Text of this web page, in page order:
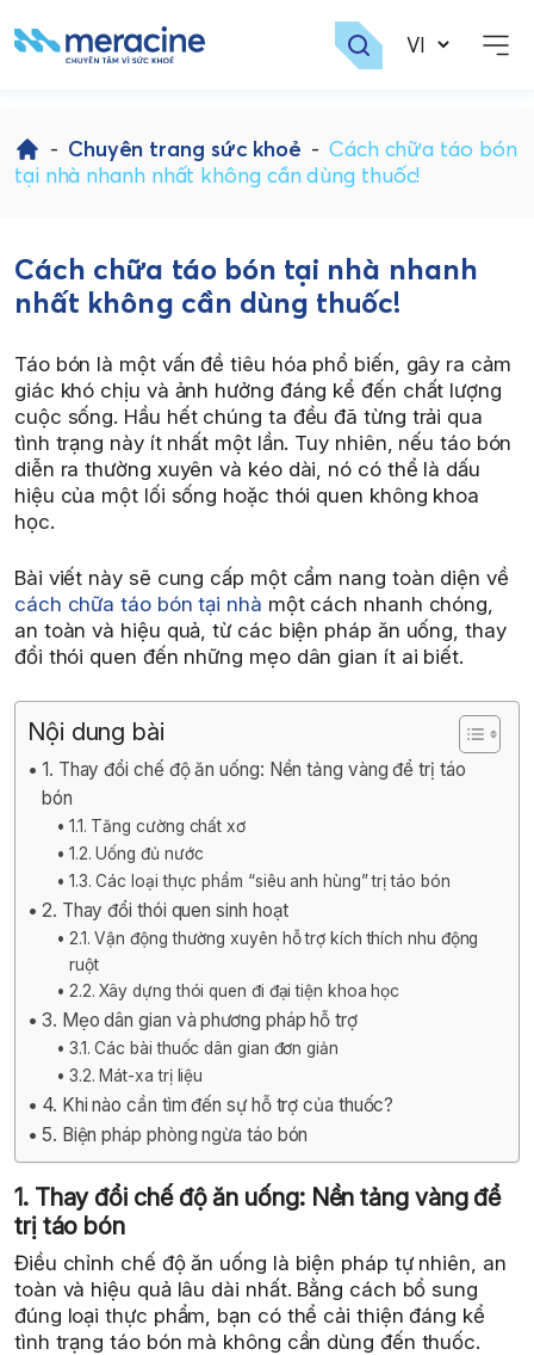
to
content
- Chuyên trang sức khoẻ - Cách chữa táo bón
tại nhà nhanh nhất không cần dùng thuốc!
Cách chữa táo bón tại nhà nhanh
nhất không cần dùng thuốc!
Táo bón là một vấn đề tiêu hóa phổ biến, gây ra cảm
giác khó chịu và ảnh hưởng đáng kể đến chất lượng
cuộc sống. Hầu hết chúng ta đều đã từng trải qua
tình trạng này ít nhất một lần. Tuy nhiên, nếu táo bón
diễn ra thường xuyên và kéo dài, nó có thể là dấu
hiệu của một lối sống hoặc thói quen không khoa
học.
Bài viết này sẽ cung cấp một cẩm nang toàn diện về
cách chữa táo bón tại nhà một cách nhanh chóng,
an toàn và hiệu quả, từ các biện pháp ăn uống, thay
đổi thói quen đến những mẹo dân gian ít ai biết.
Nội dung bài
1. Thay đổi chế độ ăn uống: Nền tảng vàng để trị táo
bón
1.1. Tăng cường chất xơ
1.2. Uống đủ nước
1.3. Các loại thực phẩm “siêu anh hùng” trị táo bón
2. Thay đổi thói quen sinh hoạt
2.1. Vận động thường xuyên hỗ trợ kích thích nhu động
ruột
2.2. Xây dựng thói quen đi đại tiện khoa học
3. Mẹo dân gian và phương pháp hỗ trợ
3.1. Các bài thuốc dân gian đơn giản
3.2. Mát-xa trị liệu
4. Khi nào cần tìm đến sự hỗ trợ của thuốc?
5. Biện pháp phòng ngừa táo bón
1. Thay đổi chế độ ăn uống: Nền tảng vàng để
trị táo bón
Điều chỉnh chế độ ăn uống là biện pháp tự nhiên, an
toàn và hiệu quả lâu dài nhất. Bằng cách bổ sung
đúng loại thực phẩm, bạn có thể cải thiện đáng kể
tình trạng táo bón mà không cần dùng đến thuốc.